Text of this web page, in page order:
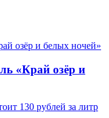
«Край озёр и